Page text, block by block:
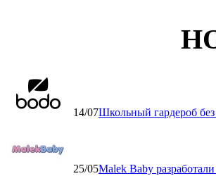
14/07Школьный гардероб
25/05Malek Baby